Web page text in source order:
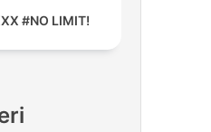
XXX #NO LIMIT!